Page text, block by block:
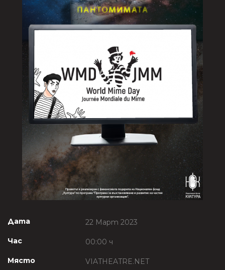
Дата 22 Март 2023
Час 00:00 ч
Място VIATHEATRE.NET